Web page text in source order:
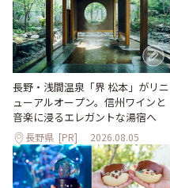
長野・浅間温泉「界 松本」がリニ
ューアルオープン。信州ワインと
音楽に浸るエレガントな湯宿へ
長野県 [PR] 2026.08.05